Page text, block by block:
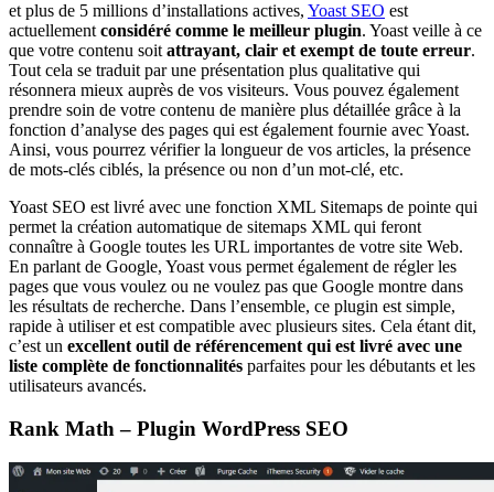
et plus de 5 millions d’installations actives, Yoast SEO est
actuellementconsidéré comme le meilleur plugin. Yoast veille à ce
que votre contenu soitattrayant, clair et exempt de toute erreur.
Tout cela se traduit par une présentation plus qualitative qui
résonnera mieux auprès de vos visiteurs. Vous pouvez également
prendre soin de votre contenu de manière plus détaillée grâce à la
fonction d’analyse des pages qui est également fournie avec Yoast.
Ainsi, vous pourrez vérifier la longueur de vos articles, la présence
de mots-clés ciblés, la présence ou non d’un mot-clé, etc.
Yoast SEO est livré avec une fonction XML Sitemaps de pointe qui
permet la création automatique de sitemaps XML qui feront
connaître à Google toutes les URL importantes de votre site Web.
En parlant de Google, Yoast vous permet également de régler les
pages que vous voulez ou ne voulez pas que Google montre dans
les résultats de recherche. Dans l’ensemble, ce plugin est simple,
rapide à utiliser et est compatible avec plusieurs sites. Cela étant dit,
c’est un excellent outil de référencement qui est livré avec une
liste complète de fonctionnalités parfaites pour les débutants et les
utilisateurs avancés.
Rank Math – Plugin WordPress SEO